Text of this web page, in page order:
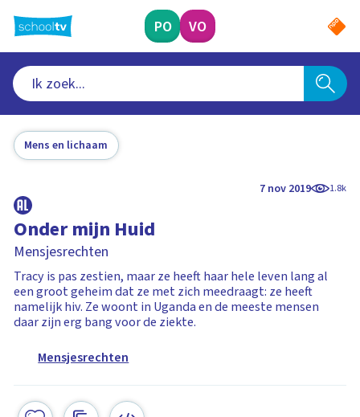
naar
hoofdinhoud
PO VO
Mens en lichaam
7 nov 2019 1.8k
Onder mijn Huid
Mensjesrechten
Tracy is pas zestien, maar ze heeft haar hele leven lang al
een groot geheim dat ze met zich meedraagt: ze heeft
namelijk hiv. Ze woont in Uganda en de meeste mensen
daar zijn erg bang voor de ziekte.
Mensjesrechten